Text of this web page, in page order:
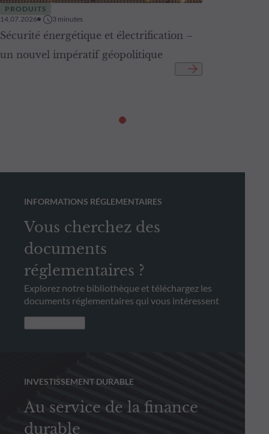
PRODUITS
14.07.2026
3 minutes
Sécurité énergétique et électrification –
un nouvel impératif géopolitique
INFORMATIONS RÉGLEMENTAIRES
Vous cherchez des
documents
réglementaires ?
Explorez notre bibliothèque et téléchargez les
documents réglementaires qui vous intéressent
INVESTISSEMENT DURABLE
Au service de la finance
durable